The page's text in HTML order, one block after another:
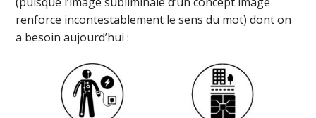
renforce incontestablement le sens du mot) dont on
a besoin aujourd’hui :